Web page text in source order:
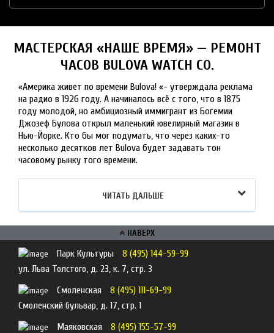
МАСТЕРСКАЯ «НАШЕ ВРЕМЯ» — РЕМОНТ
ЧАСОВ BULOVA WATCH CO.
«Америка живет по времени Bulova! «- утверждала реклама
на радио в 1926 году. А начиналось всё с того, что в 1875
году молодой, но амбициозный иммигрант из Богемии
Джозеф Булова открыл маленький ювелирный магазин в
Нью-Йорке. Кто бы мог подумать, что через каких-то
несколько десятков лет Bulova будет задавать тон
часовому рынку того времени.
ЧИТАТЬ ДАЛЬШЕ
НАВЕРХ
Парк Культуры
8 (495) 144-59-99
ул. Льва Толстого, д. 23, к. 7, стр. 3
Смоленская
8 (495) 111-69-99
Смоленский бульвар, д. 17, стр. 1
Маяковская
8 (495) 155-57-99